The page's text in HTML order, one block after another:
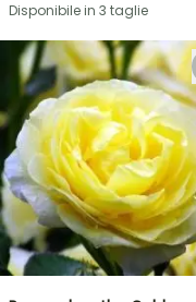
Disponibile in 3 taglie